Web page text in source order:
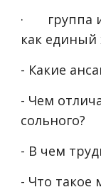
·
группа
как единый
- Какие
- Чем
сольного?
- В чем
- Что такое